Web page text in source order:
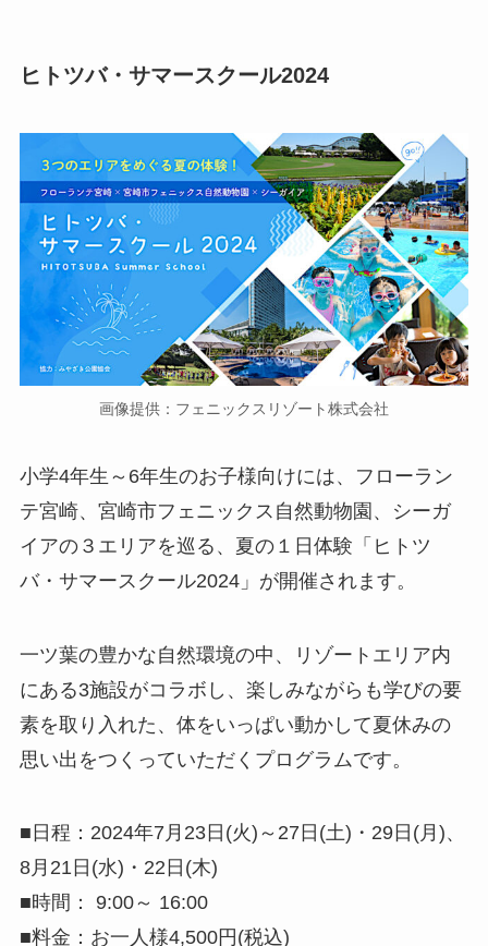
ヒトツバ・サマースクール2024
画像提供：フェニックスリゾート株式会社
小学4年生～6年生のお子様向けには、フローラン
テ宮崎、宮崎市フェニックス自然動物園、シーガ
イアの３エリアを巡る、夏の１日体験「ヒトツ
バ・サマースクール2024」が開催されます。
一ツ葉の豊かな自然環境の中、リゾートエリア内
にある3施設がコラボし、楽しみながらも学びの要
素を取り入れた、体をいっぱい動かして夏休みの
思い出をつくっていただくプログラムです。
■日程：2024年7月23日(火)～27日(土)・29日(月)、
8月21日(水)・22日(木)
■時間： 9:00～ 16:00
■料金：お一人様4,500円(税込)